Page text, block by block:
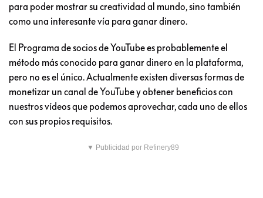
para poder mostrar su creatividad al mundo, sino también
como una interesante vía para ganar dinero.
El Programa de socios de YouTube es probablemente el
método más conocido para ganar dinero en la plataforma,
pero no es el único. Actualmente existen diversas formas de
monetizar un canal de YouTube y obtener beneficios con
nuestros vídeos que podemos aprovechar, cada uno de ellos
con sus propios requisitos.
▼ Publicidad por Refinery89